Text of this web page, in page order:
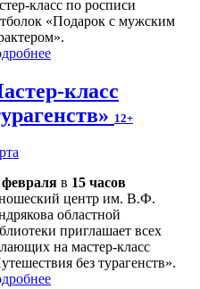
класс по росписи
«Подарок с мужским
класс
12+
февраля в 15 часов
центр им. В.Ф.
областной
приглашает всех
на мастер-класс
без турагенств».